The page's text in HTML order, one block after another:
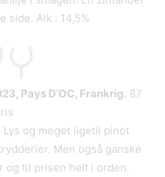
side. Alk.: 14,5%
Pays D’OC, Frankrig. 87
og meget ligetil pinot
Men også ganske
og til prisen helt i orden.